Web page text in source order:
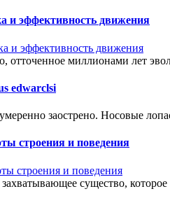
и эффективность движения
отточенное миллионами лет
edwarclsi
заострено. Носовые
строения и поведения
существо,